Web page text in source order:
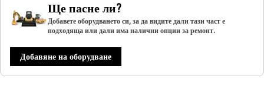
Ще пасне ли?
Добавете оборудването си, за да видите дали тази част е
подходяща или дали има налични опции за ремонт.
Добавяне на оборудване